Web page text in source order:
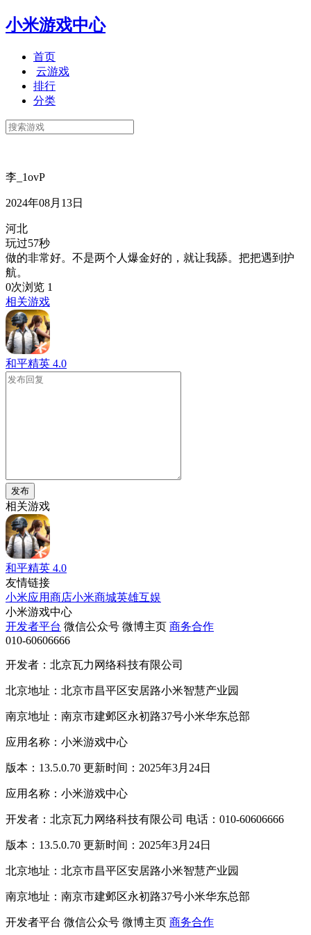
小米游戏中心
首页
云游戏
排行
分类
李_1ovP
2024年08月13日
河北
玩过57秒
做的非常好。不是两个人爆金好的，就让我舔。把把遇到护
航。
0次浏览 1
相关游戏
和平精英 4.0
发布
相关游戏
和平精英 4.0
友情链接
小米应用商店小米商城英雄互娱
小米游戏中心
开发者平台 微信公众号 微博主页 商务合作
010-60606666
开发者：北京瓦力网络科技有限公司
北京地址：北京市昌平区安居路小米智慧产业园
南京地址：南京市建邺区永初路37号小米华东总部
应用名称：小米游戏中心
版本：13.5.0.70 更新时间：2025年3月24日
应用名称：小米游戏中心
开发者：北京瓦力网络科技有限公司 电话：010-60606666
版本：13.5.0.70 更新时间：2025年3月24日
北京地址：北京市昌平区安居路小米智慧产业园
南京地址：南京市建邺区永初路37号小米华东总部
开发者平台 微信公众号 微博主页 商务合作